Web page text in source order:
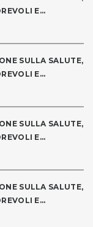
E...
SULLA SALUTE,
E...
SULLA SALUTE,
E...
SULLA SALUTE,
E...